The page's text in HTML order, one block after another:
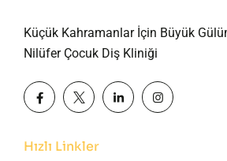
Küçük Kahramanlar İçin Büyük
Nilüfer Çocuk Diş Kliniği
Hızlı Linkler